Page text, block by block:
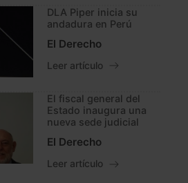
DLA Piper inicia su
andadura en Perú
El Derecho
Leer artículo
El fiscal general del
Estado inaugura una
nueva sede judicial
El Derecho
Leer artículo